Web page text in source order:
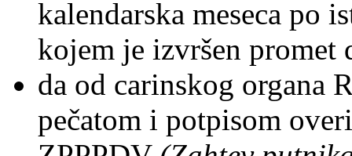
kalendarska meseca po
kojem je izvršen promet
da od carinskog organa
pečatom i potpisom